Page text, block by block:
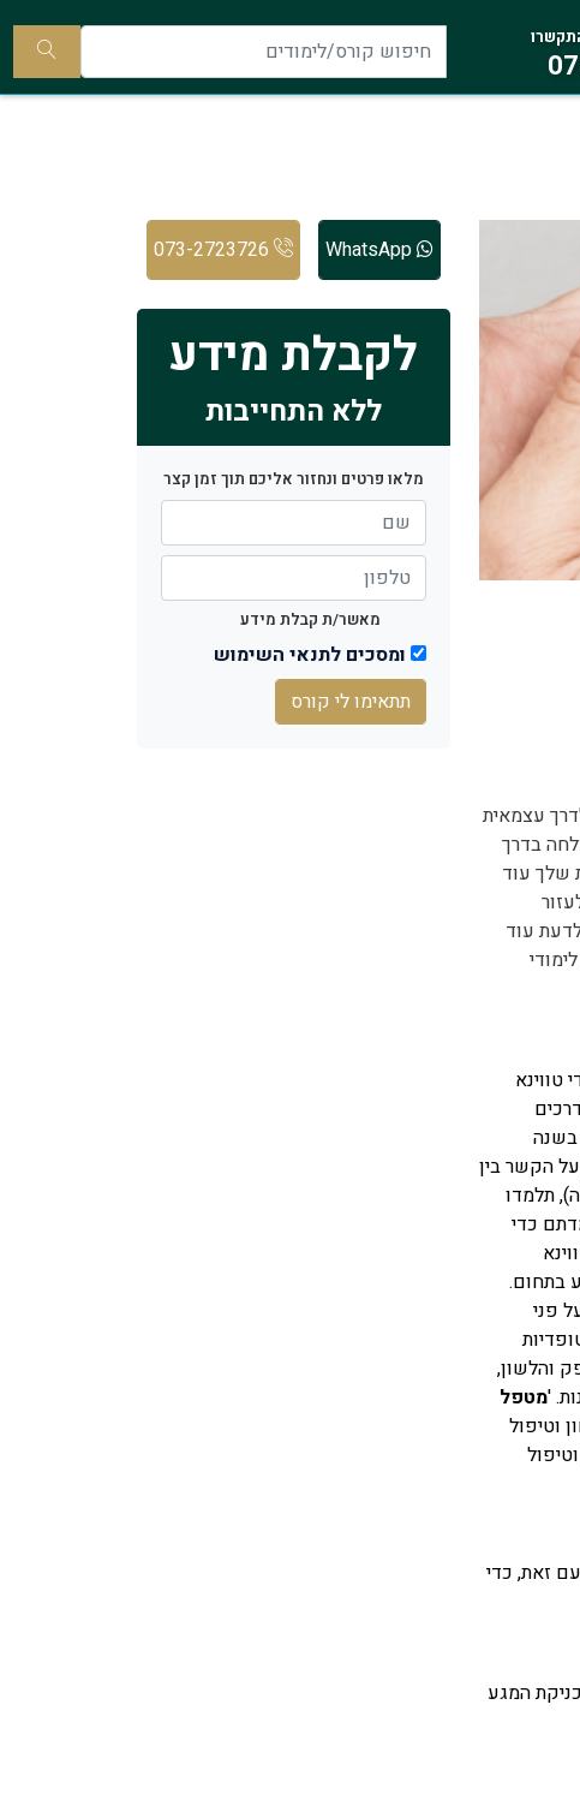
להתקשר
עצמאית
בדרך
שלך עוד
עוד
טווינא
בשנה
הקשר בין
תלמדו
כדי
בתחום.
פני
והלשון,
'מטפל
וטיפול
זאת, כדי
המגע
WhatsApp
לקבלת מידע
ללא התחייבות
מלאו פרטים ונחזור אליכם תוך זמן קצר
מאשר/ת קבלת מידע
ומסכים לתנאי השימוש
תתאימו לי קורס